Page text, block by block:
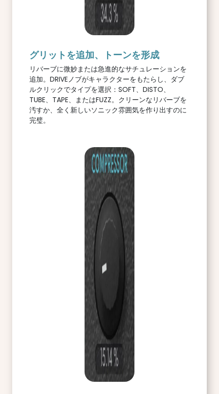
グリットを追加、トーンを形成
リバーブに微妙または急進的なサチュレーションを
追加。DRIVEノブがキャラクターをもたらし、ダブ
ルクリックでタイプを選択：SOFT、DISTO、
TUBE、TAPE、またはFUZZ。クリーンなリバーブを
汚すか、全く新しいソニック雰囲気を作り出すのに
完璧。